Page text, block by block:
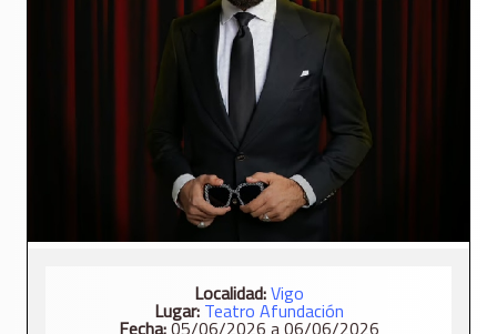
Localidad:Vigo
Lugar: Teatro Afundación
Fecha:05/06/2026 a 06/06/2026